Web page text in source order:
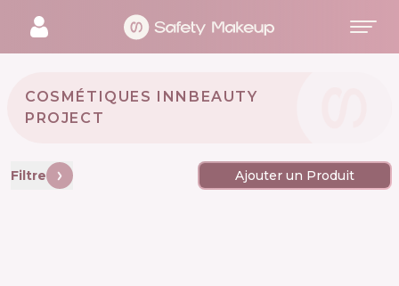
COSMÉTIQUES INNBEAUTY
PROJECT 🇺🇸
Filtre Ajouter un Produit